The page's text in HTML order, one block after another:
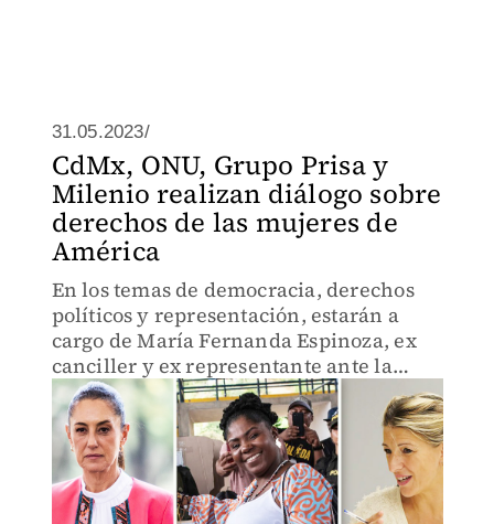
31.05.2023/
CdMx, ONU, Grupo Prisa y
Milenio realizan diálogo sobre
derechos de las mujeres de
América
En los temas de democracia, derechos
políticos y representación, estarán a
cargo de María Fernanda Espinoza, ex
canciller y ex representante ante la
ONU.